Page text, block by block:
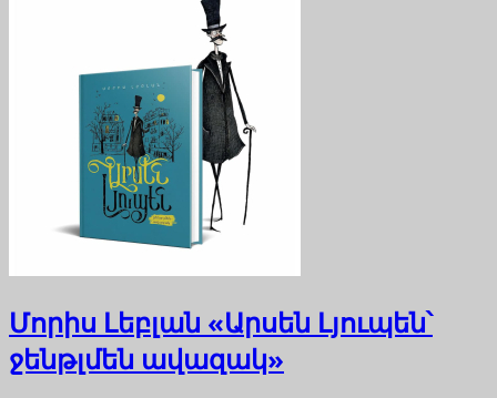
Մորիս Լեբլան «Արսեն Լյուպեն՝
ջենթլմեն ավազակ»